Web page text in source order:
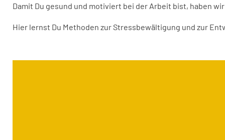
Damit Du gesund und motiviert bei der Arbeit bist, haben
Hier lernst Du Methoden zur Stressbewältigung und zur